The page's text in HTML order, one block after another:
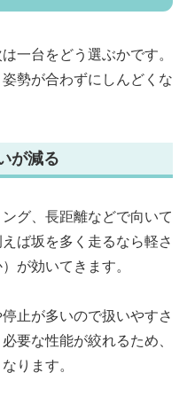
一台をどう選ぶかです。
勢が合わずにしんどくな
が減る
グ、長距離などで向いて
ば坂を多く走るなら軽さ
が効いてきます。
止が多いので扱いやすさ
要な性能が絞れるため、
ります。